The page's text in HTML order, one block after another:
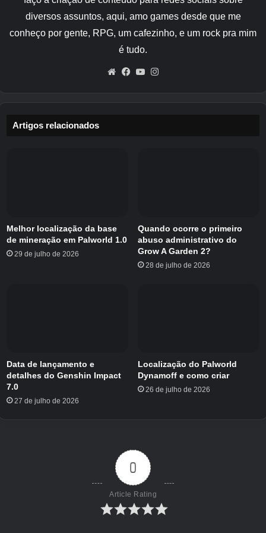
de janeiro de 2026
pós-festa– Dá x15 gemas/diamantes
Códigos recentemente inativos
Abra o jogo 99 Noites na Floresta
No canto inferior esquerdo, clique no ícone de diamante.
Isso abrirá uma lista de diamantes que você pode comprar
para Robux, no canto inferior direito, pressione o botão azul
botão.
diversos assuntos, aqui, amo games desde que me
conheço por gente, RPG, um cafezinho, e um rock pra mim
é tudo.
WebsiteFacebook
YouTube
Artigos relacionados
Melhor localização da base
de mineração em Palworld 1.0
29 de julho de 2026
Quando ocorre o primeiro
abuso administrativo do
Grow A Garden 2?
28 de julho de 2026
Data de lançamento e
detalhes do Genshin Impact
7.0
27 de julho de 2026
Localização do Palworld
Dynamoff e como criar
26 de julho de 2026
0
Article Rating